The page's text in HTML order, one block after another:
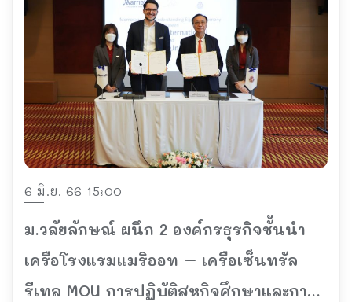
6 มิ.ย. 66 15:00
ม.วลัยลักษณ์ ผนึก 2 องค์กรธุรกิจชั้นนำ
เครือโรงแรมแมริออท – เครือเซ็นทรัล
รีเทล MOU การปฏิบัติสหกิจศึกษาและการ